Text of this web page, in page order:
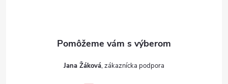
Jana Žáková